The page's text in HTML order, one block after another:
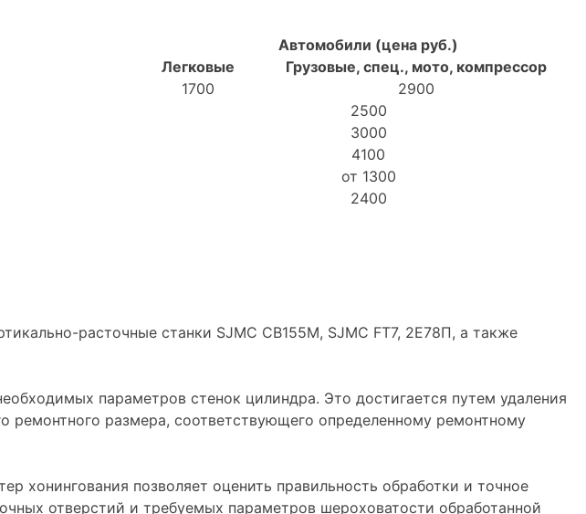
Автомобили (цена руб.)
Легковые
Грузовые, спец., мото, компрессор
1700
2900
2500
3000
4100
от 1300
2400
расточные станки SJMC CB155M, SJMC FT7, 2Е78П, а также
параметров стенок цилиндра. Это достигается путем удаления
ремонтного размера, соответствующего определенному ремонтному
хонингования позволяет оценить правильность обработки и точное
отверстий и требуемых параметров шероховатости обработанной